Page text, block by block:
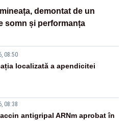
demontat de un
somn și performanța
08:50
localizată a apendicitei
08:38
antigripal ARNm aprobat în